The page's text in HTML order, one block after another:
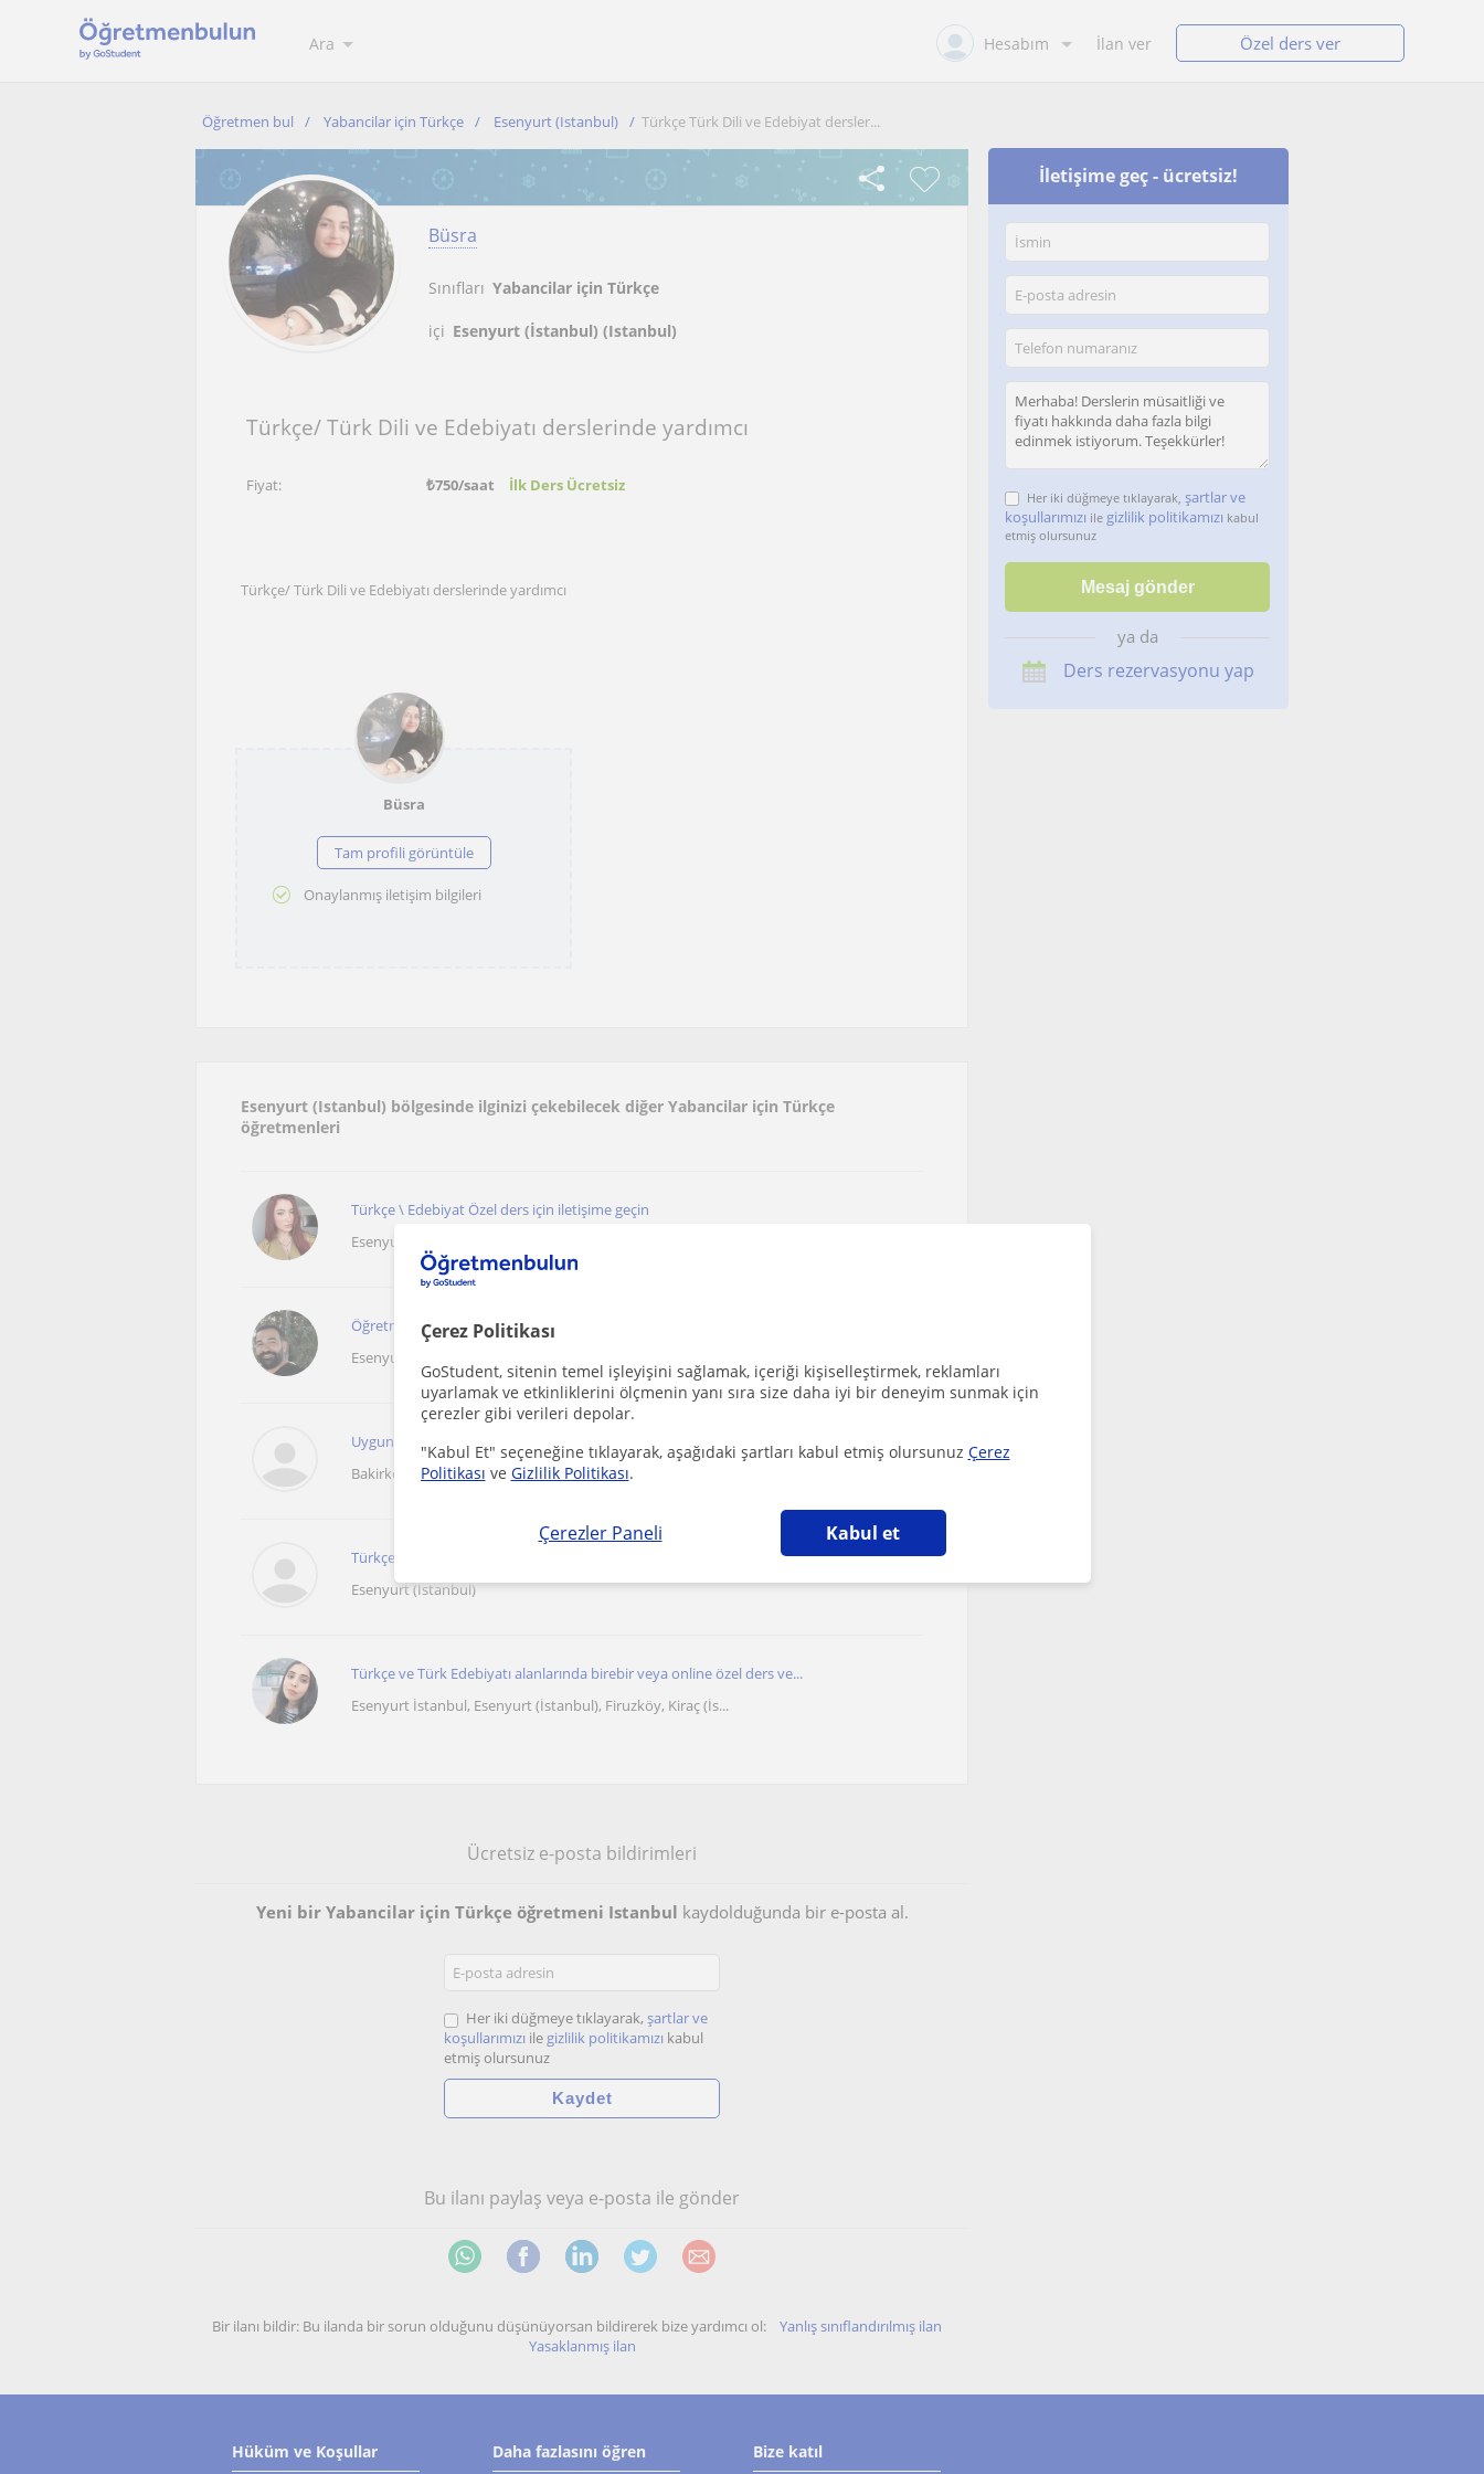
Çerez Politikası
GoStudent, sitenin temel işleyişini sağlamak, içeriği kişiselleştirmek, reklamları
uyarlamak ve etkinliklerini ölçmenin yanı sıra size daha iyi bir deneyim sunmak için
çerezler gibi verileri depolar.
"Kabul Et" seçeneğine tıklayarak, aşağıdaki şartları kabul etmiş olursunuz Çerez
Politikası ve Gizlilik Politikası.
Çerezler Paneli Kabul et
Ara Hesabım İlan ver Özel ders ver
Öğretmen bul Yabancilar için Türkçe Esenyurt (Istanbul) Türkçe Türk Dili ve Edebiyat dersler...
Büsra
Sınıfları Yabancilar için Türkçe
içi Esenyurt (İstanbul) (Istanbul)
Türkçe/ Türk Dili ve Edebiyatı derslerinde yardımcı
Fiyat: ₺750/saat İlk Ders Ücretsiz
Türkçe/ Türk Dili ve Edebiyatı derslerinde yardımcı
Büsra
Tam profili görüntüle
Onaylanmış iletişim bilgileri
Esenyurt (Istanbul) bölgesinde ilginizi çekebilecek diğer Yabancilar için Türkçe
öğretmenleri
Türkçe \ Edebiyat Özel ders için iletişime geçin
Esenyurt (İstanbul), Firuzköy, Kiraç (İstanbul), Yakuplu (İ...
Öğretmeyi ilke edinmiş,gelişimi rehber edinmiş bir eğitimci
Esenyurt İstanbul
Uygun fiyatlı Türkçe Öğretmeni, Eğitim Koçluğu
Bakirköy (İstanbul)
Türkçe öğretmeni Olarak Eğitim Veriyorum. Eğitim koçu olarak Öğrencil...
Esenyurt (İstanbul)
Türkçe ve Türk Edebiyatı alanlarında birebir veya online özel ders ve...
Esenyurt İstanbul, Esenyurt (İstanbul), Firuzköy, Kiraç (İs...
Ücretsiz e-posta bildirimleri
Yeni bir Yabancilar için Türkçe öğretmeni Istanbul kaydolduğunda bir e-posta al.
Her iki düğmeye tıklayarak, şartlar ve
koşullarımızı ile gizlilik politikamızı kabul
etmiş olursunuz
Bu ilanı paylaş veya e-posta ile gönder
Bir ilanı bildir: Bu ilanda bir sorun olduğunu düşünüyorsan bildirerek bize yardımcı ol: Yanlış sınıflandırılmış ilan
Yasaklanmış ilan
İletişime geç - ücretsiz!
Her iki düğmeye tıklayarak, şartlar ve
koşullarımızı ile gizlilik politikamızı kabul
etmiş olursunuz
ya da
Ders rezervasyonu yap
Hüküm ve Koşullar Daha fazlasını öğren Bize katıl